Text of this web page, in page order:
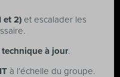
et 2) et escalader les
à jour.
à l’échelle du groupe.